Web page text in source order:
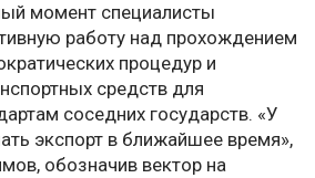
момент специалисты
работу над прохождением
процедур и
средств для
соседних государств. «У
экспорт в ближайшее время»,
обозначив вектор на